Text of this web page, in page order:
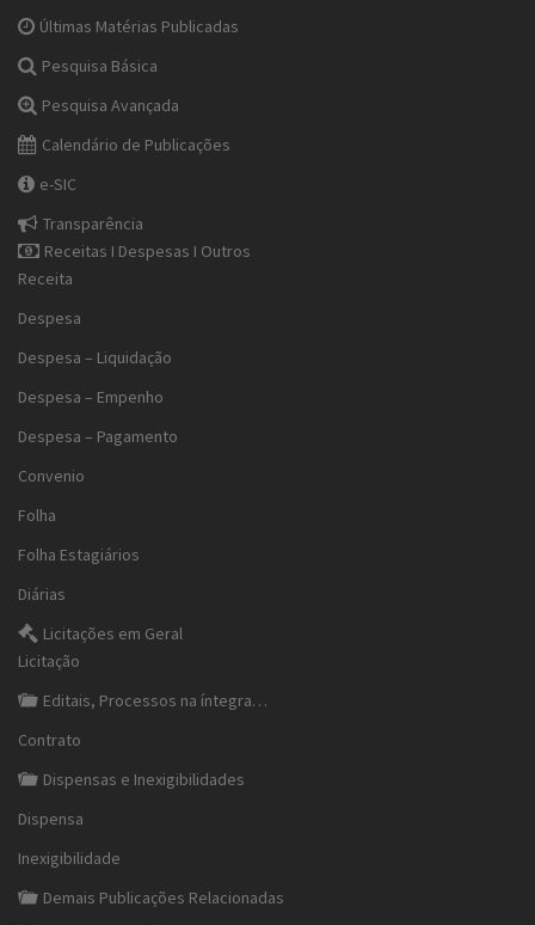
Últimas Matérias Publicadas
Pesquisa Básica
Pesquisa Avançada
Calendário de Publicações
e-SIC
Transparência
Receitas I Despesas I Outros
Receita
Despesa
Despesa – Liquidação
Despesa – Empenho
Despesa – Pagamento
Convenio
Folha
Folha Estagiários
Diárias
Licitações em Geral
Licitação
Editais, Processos na íntegra…
Contrato
Dispensas e Inexigibilidades
Dispensa
Inexigibilidade
Demais Publicações Relacionadas